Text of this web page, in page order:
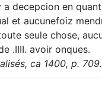
a decepcion en
et aucunefoiz
seule chose,
.IIII. avoir onques.
ca 1400, p. 709.